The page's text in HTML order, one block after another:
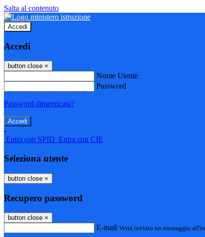
Salta al contenuto
Accedi
Accedi
button close ×
Nome Utente
Password
Password dimenticata?
-
Entra con SPID Entra con CIE
Seleziona utente
button close ×
Recupero password
button close ×
E-mail Verrà inviato un messaggio